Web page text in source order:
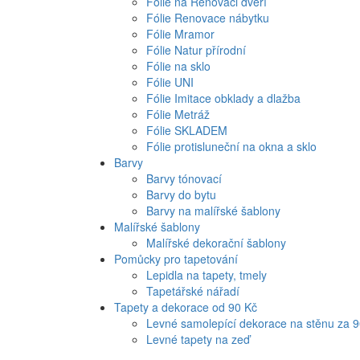
Fólie Renovace nábytku
Fólie Mramor
Fólie Natur přírodní
Fólie na sklo
Fólie UNI
Fólie Imitace obklady a dlažba
Fólie Metráž
Fólie SKLADEM
Fólie protisluneční na okna a sklo
Barvy
Barvy tónovací
Barvy do bytu
Barvy na malířské šablony
Malířské šablony
Malířské dekorační šablony
Pomůcky pro tapetování
Lepidla na tapety, tmely
Tapetářské nářadí
Tapety a dekorace od 90 Kč
Levné samolepící dekorace na stěnu za
Levné tapety na zeď